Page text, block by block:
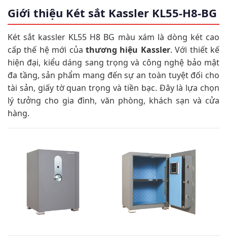
Giới thiệu Két sắt Kassler KL55-H8-BG
Két sắt kassler KL55 H8 BG màu xám là dòng két cao
cấp thế hệ mới của thương hiệu Kassler. Với thiết kế
hiện đại, kiểu dáng sang trọng và công nghệ bảo mật
đa tầng, sản phẩm mang đến sự an toàn tuyệt đối cho
tài sản, giấy tờ quan trọng và tiền bạc. Đây là lựa chọn
lý tưởng cho gia đình, văn phòng, khách sạn và cửa
hàng.